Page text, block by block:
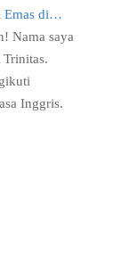
Emas di…
Nama saya
Inggris.